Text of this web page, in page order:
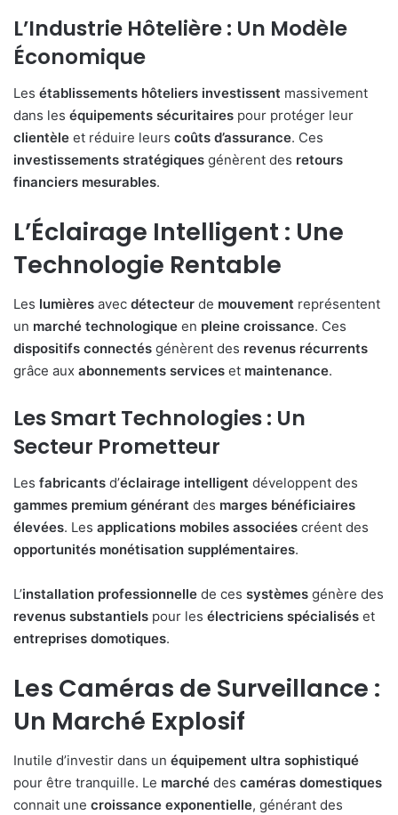
L’Industrie Hôtelière : Un Modèle
Économique
Les établissements hôteliers investissent massivement
dans les équipements sécuritaires pour protéger leur
clientèle et réduire leurs coûts d’assurance. Ces
investissements stratégiques génèrent des retours
financiers mesurables.
L’Éclairage Intelligent : Une
Technologie Rentable
Les lumières avec détecteur de mouvement représentent
un marché technologique en pleine croissance. Ces
dispositifs connectés génèrent des revenus récurrents
grâce aux abonnements services et maintenance.
Les Smart Technologies : Un
Secteur Prometteur
Les fabricants d’éclairage intelligent développent des
gammes premium générant des marges bénéficiaires
élevées. Les applications mobiles associées créent des
opportunités monétisation supplémentaires.
L’installation professionnelle de ces systèmes génère des
revenus substantiels pour les électriciens spécialisés et
entreprises domotiques.
Les Caméras de Surveillance :
Un Marché Explosif
Inutile d’investir dans un équipement ultra sophistiqué
pour être tranquille. Le marché des caméras domestiques
connait une croissance exponentielle, générant des